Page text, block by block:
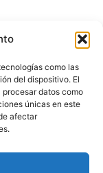
como las
del dispositivo. El
datos como
únicas en este
afectar